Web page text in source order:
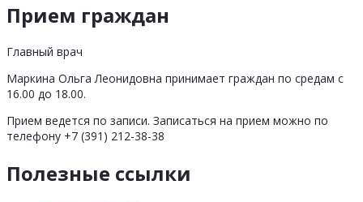
Прием граждан
Главный врач
Маркина Ольга Леонидовна принимает граждан по средам с
16.00 до 18.00.
Прием ведется по записи. Записаться на прием можно по
телефону +7 (391) 212-38-38
Полезные ссылки